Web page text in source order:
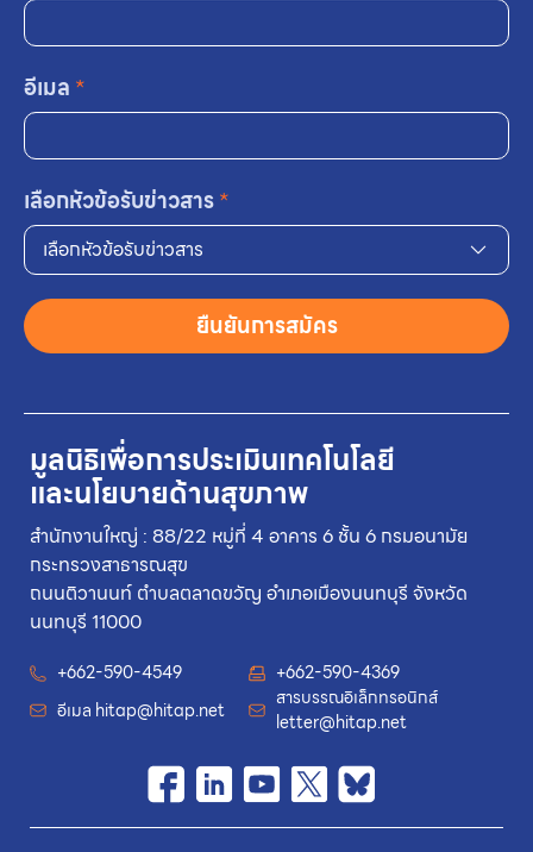
มูลนิธิเพื่อการประเมินเทคโนโลยี
และนโยบายด้านสุขภาพ
สำนักงานใหญ่ : 88/22 หมู่ที่ 4 อาคาร 6 ชั้น 6 กรมอนามัย
กระทรวงสาธารณสุข
ถนนติวานนท์ ตำบลตลาดขวัญ อำเภอเมืองนนทบุรี จังหวัด
นนทบุรี 11000
+662-590-4549
+662-590-4369
อีเมล hitap@hitap.net
สารบรรณอิเล็กทรอนิกส์
letter@hitap.net
อีเมล *
เลือกหัวข้อรับข่าวสาร*
เลือกหัวข้อรับข่าวสาร
ยืนยันการสมัคร